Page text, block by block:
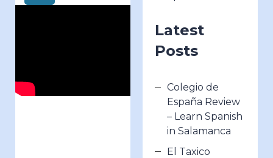
Latest
Posts
Colegio de
España Review
– Learn Spanish
in Salamanca
El Taxico